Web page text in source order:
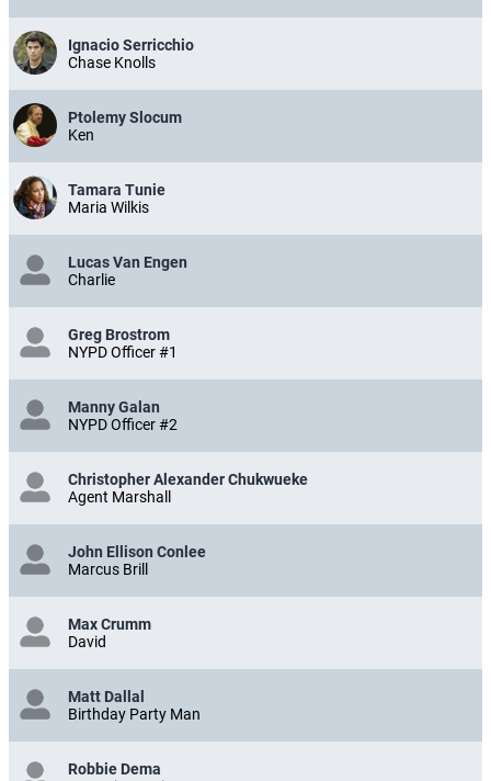
Ignacio Serricchio
Chase Knolls
Ptolemy Slocum
Ken
Tamara Tunie
Maria Wilkis
Lucas Van Engen
Charlie
Greg Brostrom
NYPD Officer #1
Manny Galan
NYPD Officer #2
Christopher Alexander Chukwueke
Agent Marshall
John Ellison Conlee
Marcus Brill
Max Crumm
David
Matt Dallal
Birthday Party Man
Robbie Dema